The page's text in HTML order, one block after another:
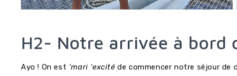
H2- Notre arrivée à bord
Ayo ! On est ‘mari ‘excité de commencer notre séjour de